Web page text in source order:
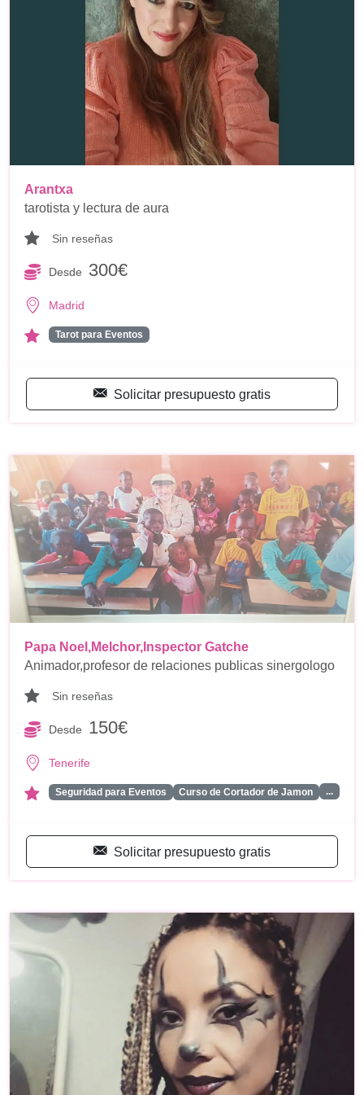
Arantxa
tarotista y lectura de aura
Sin reseñas
Desde 300€
Madrid
Tarot para Eventos
Solicitar presupuesto gratis
Papa Noel,Melchor,Inspector Gatche
Animador,profesor de relaciones publicas sinergologo
Sin reseñas
Desde 150€
Tenerife
Seguridad para Eventos Curso de Cortador de Jamon ...
Solicitar presupuesto gratis